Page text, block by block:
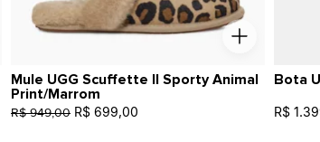
Mule UGG Scuffette II Sporty Animal
Print/Marrom
R$ 949,00 R$ 699,00
Bota
R$